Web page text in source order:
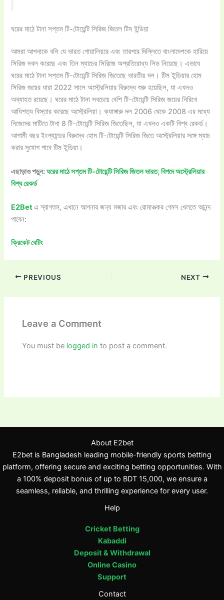
ঘরের মাঠে টানা সপ্তম টি-টোয়েন্টি সিরিজ জিতল টিম ইন্ডিয়া
আমরা আপনাকে বলি যে ভারত গোয়ালিয়রে এবং তারপরে দিল্লিতে বাংলাদেশকে হারিয়ে
সিরিজ দখল করেছে এবং তিন ম্যাচের সিরিজে অপ্রতিরোধ্য লিড নিয়েছে। এভাবে
ঘরের মাঠে টানা সপ্তম টি-টোয়েন্টি সিরিজ জিতেছে ভারতীয় দল। টিম ইন্ডিয়ার হোম
সিরিজ জয়ের ধারা 2022 সালে অস্ট্রেলিয়ার বিরুদ্ধে শুরু হয়েছিল, যা এখনও
অব্যাহত রয়েছে। ঘরের মাঠে টানা সবচেয়ে বেশি টি-টোয়েন্টি সিরিজ জয়ের নিরিখে
আধিপত্য বিস্তার করেছে অস্ট্রেলিয়া। ক্যাঙ্গারু দল 2006 থেকে 2008 এর মধ্যে
নিজেদের মাটিতে টানা 8 টি-টোয়েন্টি সিরিজ জিতেছিল, যা এখনও একটি বিশ্ব রেকর্ড।
আগামী বছর ইংল্যান্ডের বিরুদ্ধে হোম টি-টোয়েন্টি সিরিজ জিতে অস্ট্রেলিয়ার সঙ্গে ম্যাচ
করার সুযোগ পাবে টিম ইন্ডিয়া।
এছাড়াও পড়ুন:ঘরের মাঠে সপ্তম টি-টোয়েন্টি সিরিজ জিতল ভারত, বিপদে অস্ট্রেলিয়ার
বিশ্ব রেকর্ড
E2Betএ স্বাগতম, এখানে আপনার জন্য মজার এবং রোমাঞ্চকর গেমস খেলতে আনন্দ
পাবেন:
ক্রিকেট বেটিং
PREVIOUS NEXT
Leave a Comment
You must be logged in to post a comment.
About E2bet
E2bet is Bangladesh leading mobile-friendly sports betting
platform, offering secure and exciting betting opportunities. With
a 100% deposit bonus of up to BDT 15,000, we ensure a
seamless, reliable, and thrilling experience for every user.
Help
Cricket Betting
Kabaddi
Deposit & Withdrawal
Online Casino
Support
Contact